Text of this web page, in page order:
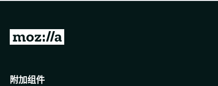
无
转
o
附加组件